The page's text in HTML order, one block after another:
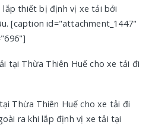
thiết bị định vị xe tải bởi
[caption id="attachment_1447"
Thừa Thiên Huế cho xe tải đi
ra khi lắp định vị xe tải tại